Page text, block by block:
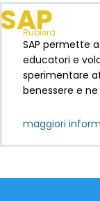
SAP
Rubiera
SAP permette
educatori e
sperimentare
benessere e
maggiori